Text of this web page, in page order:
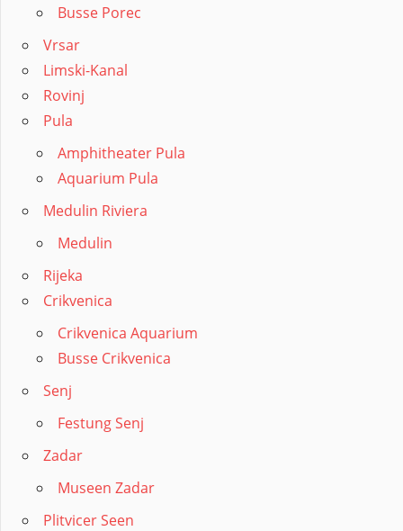
Busse Porec
Vrsar
Limski-Kanal
Rovinj
Pula
Amphitheater Pula
Aquarium Pula
Medulin Riviera
Medulin
Rijeka
Crikvenica
Crikvenica Aquarium
Busse Crikvenica
Senj
Festung Senj
Zadar
Museen Zadar
Plitvicer Seen